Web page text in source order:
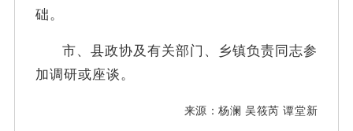
础。
市、县政协及有关部门、乡镇负责同志参
加调研或座谈。
来源 ：杨澜 吴筱芮 谭堂新